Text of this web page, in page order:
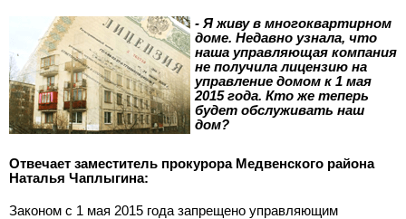
- Я живу в многоквартирном
доме. Недавно узнала, что
наша управляющая компания
не получила лицензию на
управление домом к 1 мая
2015 года. Кто же теперь
будет обслуживать наш
дом?
Отвечает заместитель прокурора Медвенского района
Наталья Чаплыгина:
Законом с 1 мая 2015 года запрещено управляющим